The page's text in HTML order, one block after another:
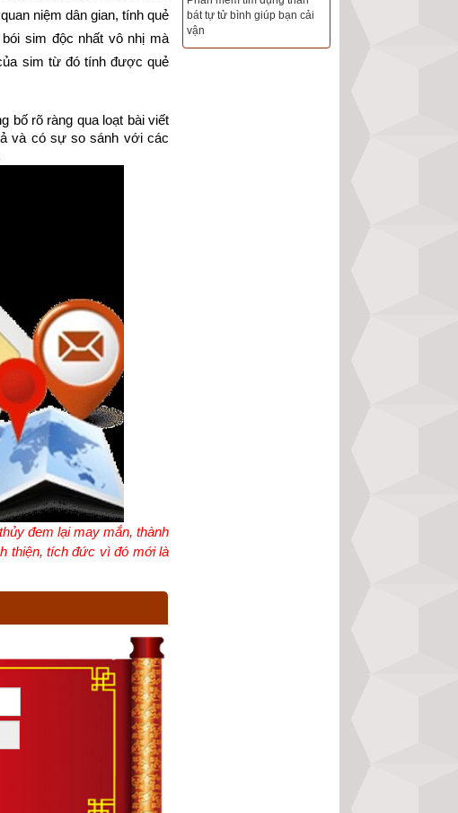
niệm dân gian, tính quẻ
sim độc nhất vô nhị mà
sim từ đó tính được quẻ
bố rõ ràng qua loạt bài viết
và có sự so sánh với các
đem lại may mắn, thành
thiện, tích đức vì đó mới là
Tổng Kho Sim Năm sinh 0x -
9x - 8x -7x -6x giá rẻ nhất thị
trường - Click xem ngay